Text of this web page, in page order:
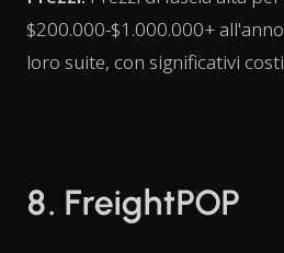
$200.000-$1.000.000+
loro suite, con significativi
8. FreightPOP